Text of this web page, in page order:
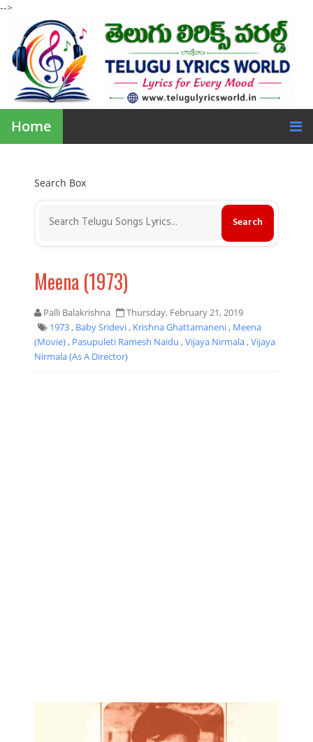
-->
Home
Search Box
Meena (1973)
Palli Balakrishna
Thursday, February 21, 2019
1973, Baby Sridevi, Krishna Ghattamaneni, Meena
(Movie), Pasupuleti Ramesh Naidu ,Vijaya Nirmala,Vijaya
Nirmala (as A Director)